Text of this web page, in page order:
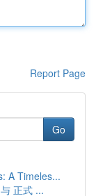
Report Page
Go
A Timeles...
正式 ...